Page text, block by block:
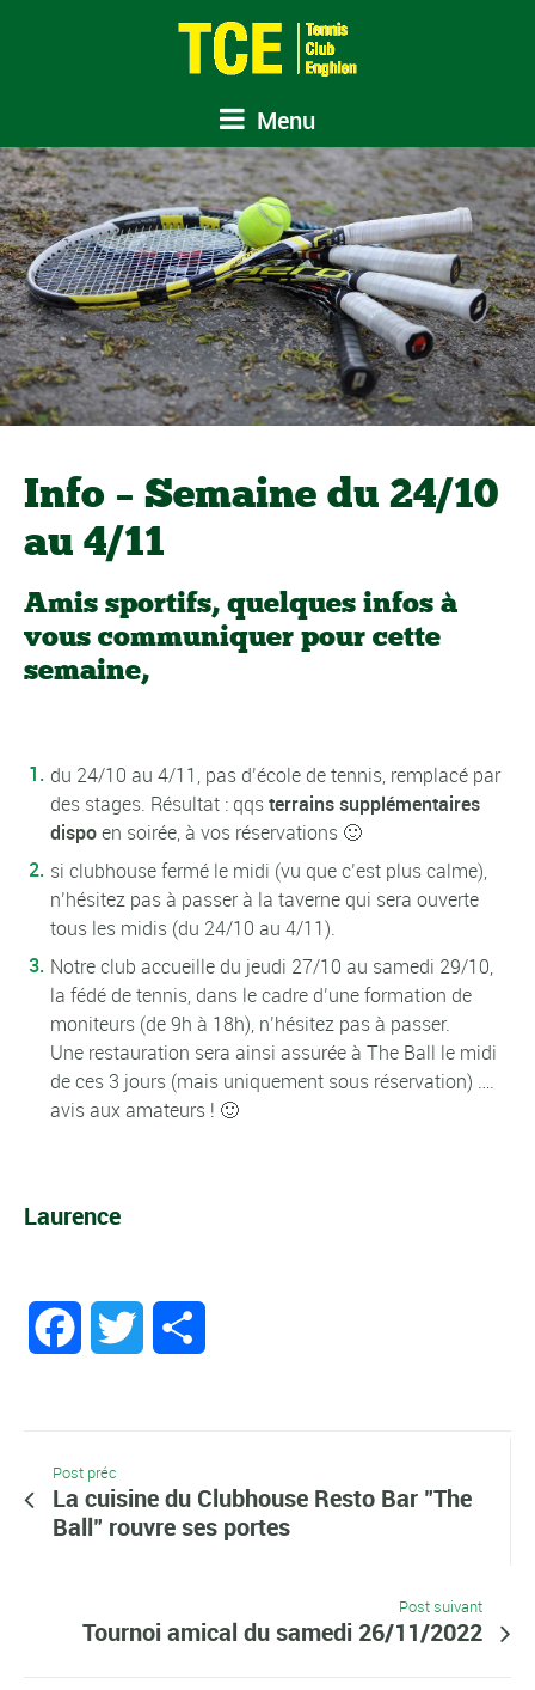
Menu
Info – Semaine du 24/10
au 4/11
Amis sportifs, quelques infos à
vous communiquer pour cette
semaine,
du 24/10 au 4/11, pas d’école de tennis, remplacé par
des stages. Résultat : qqsterrains supplémentaires
dispoen soirée, à vos réservations 🙂
si clubhouse fermé le midi (vu que c’est plus calme),
n’hésitez pas à passer à la taverne qui sera ouverte
tous les midis (du 24/10 au 4/11).
Notre club accueille du jeudi 27/10 au samedi 29/10,
la fédé de tennis, dans le cadre d’une formation de
moniteurs (de 9h à 18h), n’hésitez pas à passer.
Une restauration sera ainsi assurée à The Ball le midi
de ces 3 jours (mais uniquement sous réservation) ….
avis aux amateurs ! 🙂
Laurence
FacebookTwitter
Post préc
La cuisine du Clubhouse Resto Bar "The
Ball" rouvre ses portes
Post suivant
Tournoi amical du samedi 26/11/2022